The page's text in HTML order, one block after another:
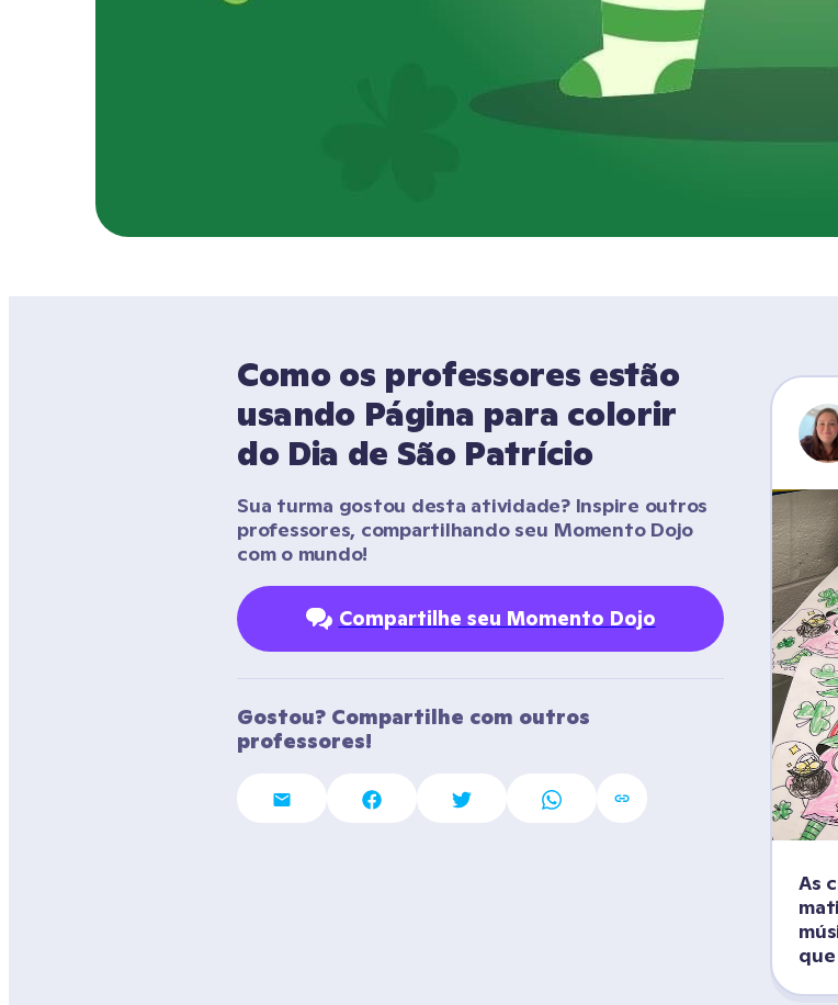
Como os professores estão
usando Página para colorir
do Dia de São Patrício
Sua turma gostou desta atividade? Inspire outros
professores, compartilhando seu Momento Dojo
com o mundo!
Compartilhe seu Momento Dojo
Gostou? Compartilhe com outros
professores!
As